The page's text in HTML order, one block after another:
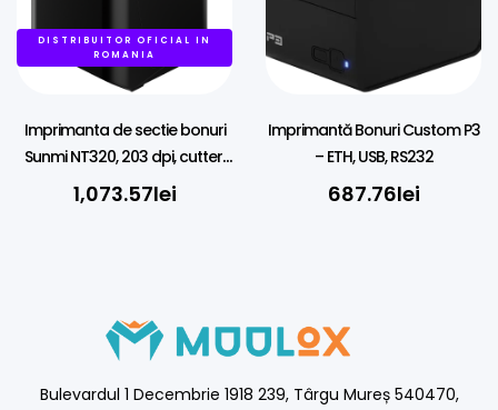
DISTRIBUITOR OFICIAL IN
ROMANIA
Imprimanta de sectie bonuri
Sunmi NT320, 203 dpi, cutter,
USB-C, Ethernet
1,073.57lei
Imprimantă Bonuri Custom P3
– ETH, USB, RS232
687.76lei
Bulevardul 1 Decembrie 1918 239, Târgu Mureș 540470,